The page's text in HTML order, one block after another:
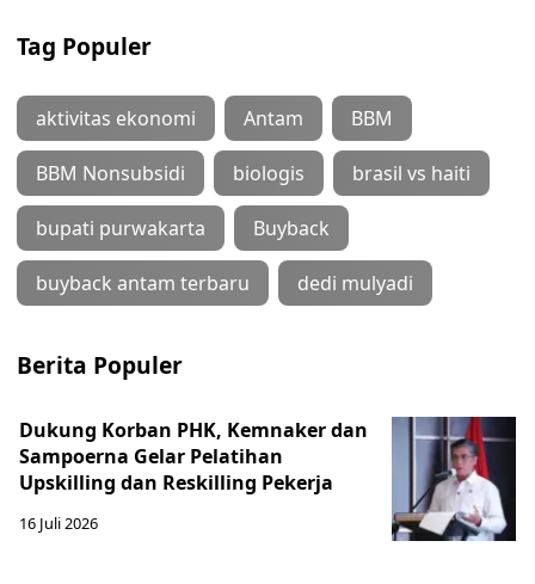
Tag Populer
aktivitas ekonomi Antam BBM
BBM Nonsubsidi biologis brasil vs haiti
bupati purwakarta Buyback
buyback antam terbaru dedi mulyadi
Berita Populer
Dukung Korban PHK, Kemnaker dan
Sampoerna Gelar Pelatihan
Upskilling dan Reskilling Pekerja
16 Juli 2026